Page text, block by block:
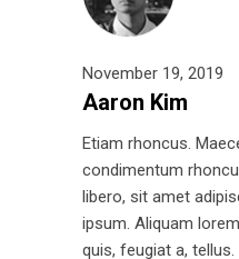
November 19, 2019
Aaron Kim
Etiam rhoncus.
condimentum
libero, sit amet
ipsum. Aliquam
quis, feugiat a, tellus.